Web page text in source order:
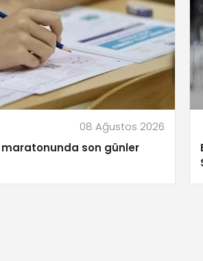
08 Ağustos 2026
maratonunda son günler